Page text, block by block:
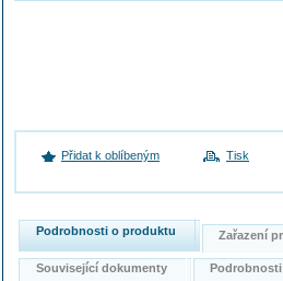
Přidat k oblíbeným Tisk
Podrobnosti o produktu Zařazení
Související dokumenty